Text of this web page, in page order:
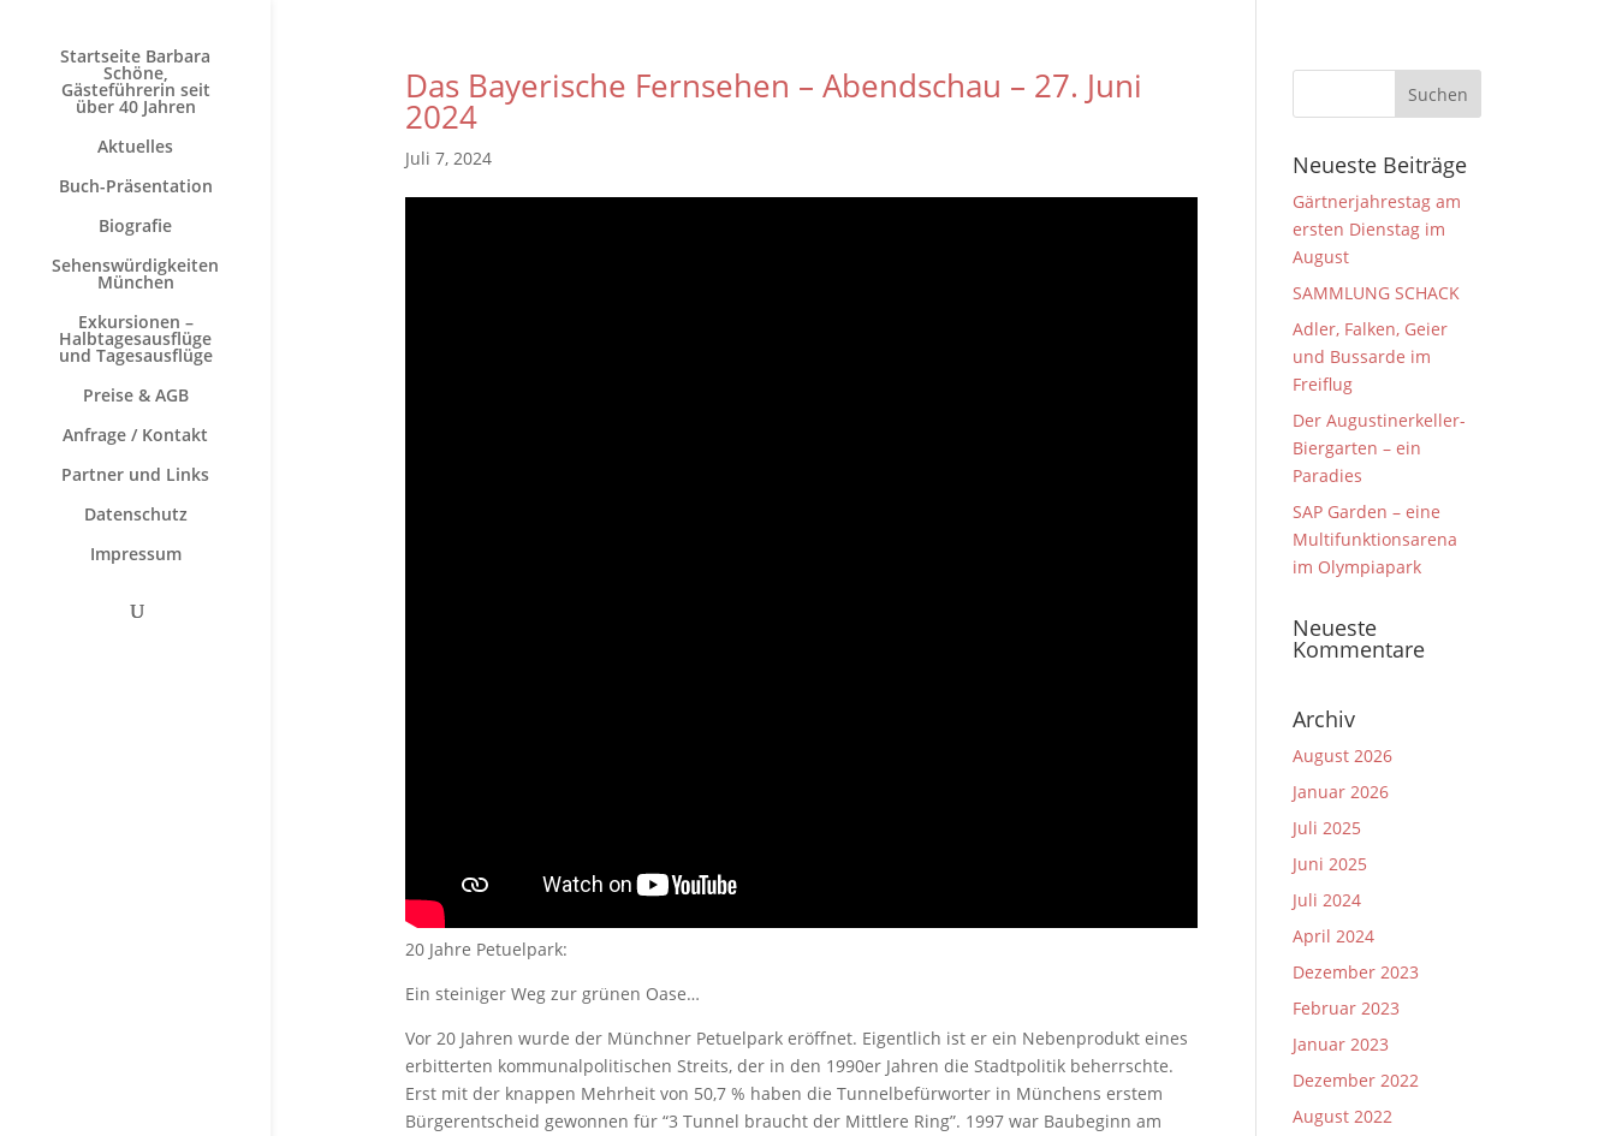
Startseite Barbara
Schöne,
Gästeführerin seit
über 40 Jahren
Aktuelles
Buch-Präsentation
Biografie
Sehenswürdigkeiten
München
Exkursionen –
Halbtagesausflüge
und Tagesausflüge
Preise & AGB
Anfrage / Kontakt
Partner und Links
Datenschutz
Impressum
Das Bayerische Fernsehen – Abendschau – 27. Juni
2024
Juli 7, 2024
20 Jahre Petuelpark:
Ein steiniger Weg zur grünen Oase…
Vor 20 Jahren wurde der Münchner Petuelpark eröffnet. Eigentlich ist er ein Nebenprodukt eines
erbitterten kommunalpolitischen Streits, der in den 1990er Jahren die Stadtpolitik beherrschte.
Erst mit der knappen Mehrheit von 50,7 % haben die Tunnelbefürworter in Münchens erstem
Bürgerentscheid gewonnen für “3 Tunnel braucht der Mittlere Ring”. 1997 war Baubeginn am
Neueste Beiträge
Gärtnerjahrestag am
ersten Dienstag im
August
SAMMLUNG SCHACK
Adler, Falken, Geier
und Bussarde im
Freiflug
Der Augustinerkeller-
Biergarten – ein
Paradies
SAP Garden – eine
Multifunktionsarena
im Olympiapark
Neueste
Kommentare
Archiv
August 2026
Januar 2026
Juli 2025
Juni 2025
Juli 2024
April 2024
Dezember 2023
Februar 2023
Januar 2023
Dezember 2022
August 2022